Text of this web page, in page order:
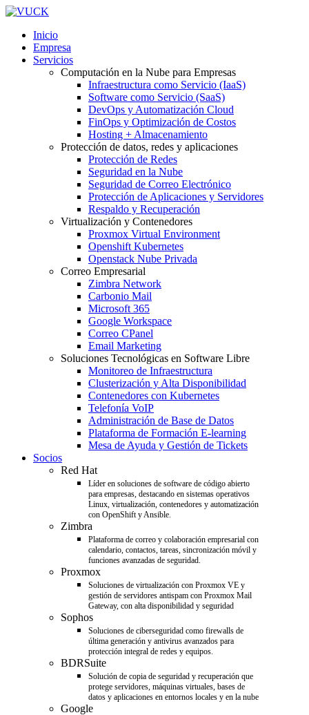
Inicio
Empresa
Servicios
Computación en la Nube para Empresas
Infraestructura como Servicio (IaaS)
Software como Servicio (SaaS)
DevOps y Automatización Cloud
FinOps y Optimización de Costos
Hosting + Almacenamiento
Protección de datos, redes y aplicaciones
Protección de Redes
Seguridad en la Nube
Seguridad de Correo Electrónico
Protección de Aplicaciones y Servidores
Respaldo y Recuperación
Virtualización y Contenedores
Proxmox Virtual Environment
Openshift Kubernetes
Openstack Nube Privada
Correo Empresarial
Zimbra Network
Carbonio Mail
Microsoft 365
Google Workspace
Correo CPanel
Email Marketing
Soluciones Tecnológicas en Software Libre
Monitoreo de Infraestructura
Clusterización y Alta Disponibilidad
Contenedores con Kubernetes
Telefonía VoIP
Administración de Base de Datos
Plataforma de Formación E-learning
Mesa de Ayuda y Gestión de Tickets
Socios
Red Hat
Líder en soluciones de software de código abierto
para empresas, destacando en sistemas operativos
Linux, virtualización, contenedores y automatización
con OpenShift y Ansible.
Zimbra
Plataforma de correo y colaboración empresarial con
calendario, contactos, tareas, sincronización móvil y
funciones avanzadas de seguridad.
Proxmox
Soluciones de virtualización con Proxmox VE y
gestión de servidores antispam con Proxmox Mail
Gateway, con alta disponibilidad y seguridad
Sophos
Soluciones de ciberseguridad como firewalls de
última generación y antivirus avanzados para
protección integral de redes y equipos.
BDRSuite
Solución de copia de seguridad y recuperación que
protege servidores, máquinas virtuales, bases de
datos y aplicaciones en entornos locales y en la nube
Google